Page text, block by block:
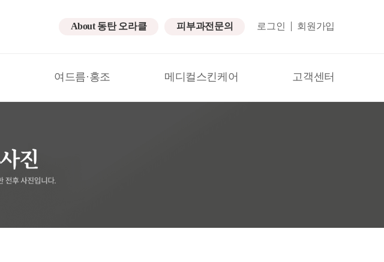
About 동탄 오라클 피부과전문의 로그인 회원가입
여드름·홍조 메디컬스킨케어 고객센터